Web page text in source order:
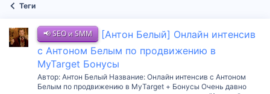
Теги
📢 SEO и SMM
[Антон Белый] Онлайн интенсив
с Антоном Белым по продвижению в
MyTarget Бонусы
Автор: Антон Белый Название: Онлайн интенсив с Антоном
Белым по продвижению в MyTarget + Бонусы Очень давно